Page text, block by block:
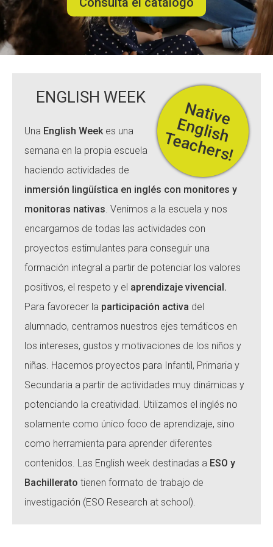
N
a
t
iv
e
E
n
g
lis
h
T
e
a
c
h
e
r
s
!
ENGLISH WEEK
Una English Weekes una
semana en la propia escuela
haciendo actividades de
inmersión lingüística en inglés con monitores y
monitoras nativas. Venimos a la escuela y nos
encargamos de todas las actividades con
proyectos estimulantes para conseguir una
formación integral a partir de potenciar los valores
positivos, el respeto y el aprendizaje vivencial.
Para favorecer la participación activa del
alumnado, centramos nuestros ejes temáticos en
los intereses, gustos y motivaciones de los niños y
niñas. Hacemos proyectos para Infantil, Primaria y
Secundaria a partir de actividades muy dinámicas y
potenciando la creatividad. Utilizamos el inglés no
solamente como único foco de aprendizaje, sino
como herramienta para aprender diferentes
contenidos. Las English week destinadas a ESO y
Bachillerato tienen formato de trabajo de
investigación (ESO Research at school).
ACCIÓ SOCIAL I JOVES
ESPLAIS
SUPORT TERCER SECTOR
CONEIX FUNDESPLAI
La Fundació
L'equip
Missió i valors
Els comptes clars
Proposta educativa
Notícies